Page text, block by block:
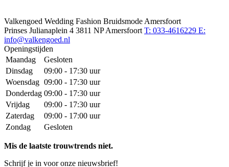
Valkengoed Wedding Fashion Bruidsmode Amersfoort
Prinses Julianaplein 4 3811 NP Amersfoort T: 033-4616229 E:
info@valkengoed.nl
Openingstijden
Maandag
Gesloten
Dinsdag
09:00 - 17:30 uur
Woensdag 09:00 - 17:30 uur
Donderdag 09:00 - 17:30 uur
Vrijdag
09:00 - 17:30 uur
Zaterdag
09:00 - 17:00 uur
Zondag
Gesloten
Mis de laatste trouwtrends niet.
Schrijf je in voor onze nieuwsbrief!